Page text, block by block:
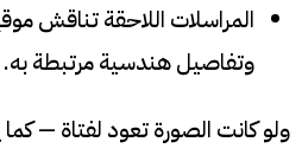
المراسلات اللاحقة تناقش
وتفاصيل هندسية مرتبطة به.
ولو كانت الصورة تعود لفتاة —